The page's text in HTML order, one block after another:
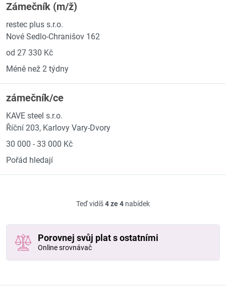
Zámečník (m/ž)
restec plus s.r.o.
Nové Sedlo-Chranišov 162
od 27 330 Kč
Méně než 2 týdny
zámečník/ce
KAVE steel s.r.o.
Říční 203, Karlovy Vary-Dvory
30 000 - 33 000 Kč
Pořád hledají
Teď vidíš4 ze 4 nabídek
Porovnej svůj plat s ostatními
Online srovnávač